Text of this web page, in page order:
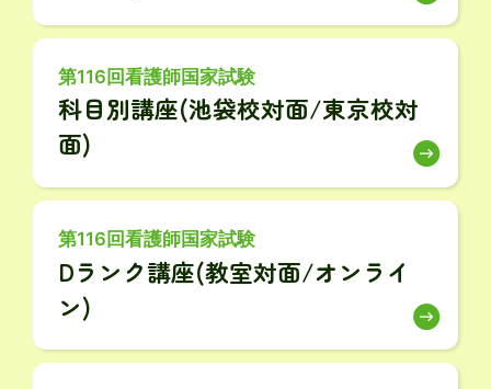
第116回看護師国家試験
科目別講座(池袋校対面/東京校対
面)
第116回看護師国家試験
Dランク講座(教室対面/オンライ
ン)